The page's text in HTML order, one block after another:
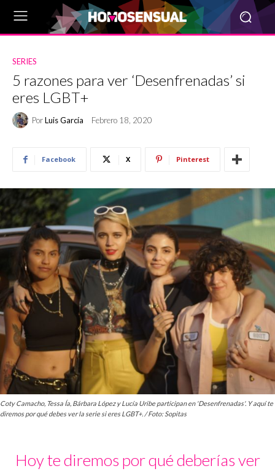
SERIES
5 razones para ver ‘Desenfrenadas’ si
eres LGBT+
PorLuis García Febrero 18, 2020
Facebook X Pinterest
Coty Camacho, Tessa Ía, Bárbara López y Lucía Uribe participan en 'Desenfrenadas'. Y aquí te
diremos por qué debes ver la serie si eres LGBT+. / Foto: Sopitas
Hoy te diremos por qué deberías ver